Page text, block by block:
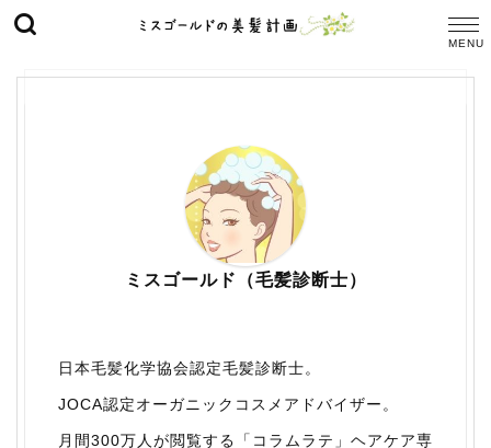
ミスゴールド（毛髪診断士）
日本毛髪化学協会認定毛髪診断士。
JOCA認定オーガニックコスメアドバイザー。
月間300万人が閲覧する「コラムラテ」ヘアケア専